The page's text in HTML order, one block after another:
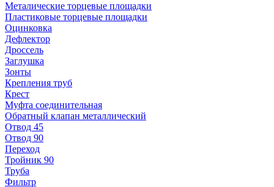
Металические торцевые площадки
Пластиковые торцевые площадки
Оцинковка
Дефлектор
Дроссель
Заглушка
Зонты
Крепления труб
Крест
Муфта соединительная
Обратный клапан металлический
Отвод 45
Отвод 90
Переход
Тройник 90
Труба
Фильтр